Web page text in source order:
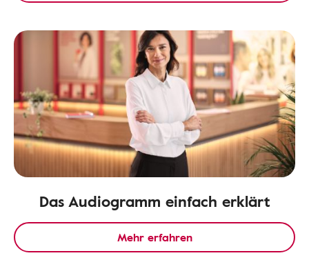
Das Audiogramm einfach erklärt
Mehr erfahren